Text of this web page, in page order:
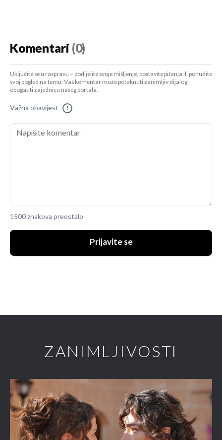
Komentari (0)
Uključite se u raspravu – podijelite svoje mišljenje, postavite pitanja ili ponudite
svoj pogled na temu. Vaš komentar može potaknuti zanimljiv dijalog i
obogatiti zajednicu našeg portala.
Važna obavijest !
1500 znakova preostalo
Prijavite se
ZANIMLJIVOSTI